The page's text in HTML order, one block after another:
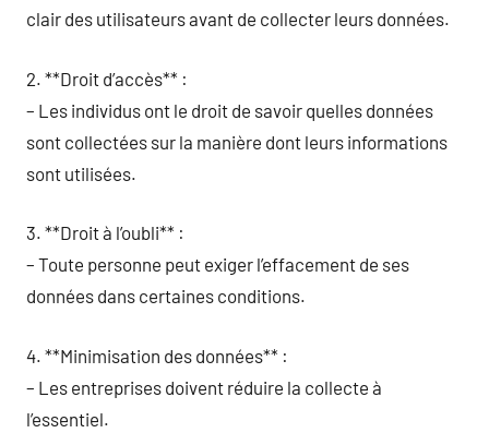
clair des utilisateurs avant de collecter leurs données.
2. **Droit d’accès** :
– Les individus ont le droit de savoir quelles données
sont collectées sur la manière dont leurs informations
sont utilisées.
3. **Droit à l’oubli** :
– Toute personne peut exiger l’effacement de ses
données dans certaines conditions.
4. **Minimisation des données** :
– Les entreprises doivent réduire la collecte à
l’essentiel.